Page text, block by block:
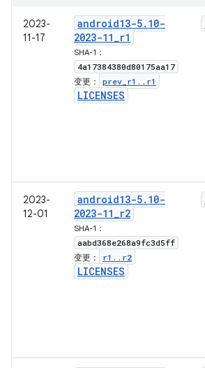
2023-
11-17
android13-5. 10-
2023-11_r1
SHA-1：
4a17384380d80175aa17
变更： prev r1 . . r1
LICENSES
2023-
12-01
android13-5. 10-
2023-11_r2
SHA-1：
aabd368e268a9fc3d5ff
变更： r1 . . r2
LICENSES